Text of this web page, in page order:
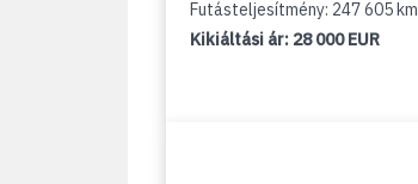
Futásteljesítmény: 247 605 km
Kikiáltási ár: 28 000 EUR